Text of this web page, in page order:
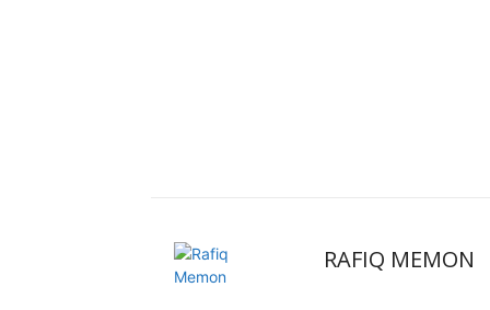
RAFIQ MEMON